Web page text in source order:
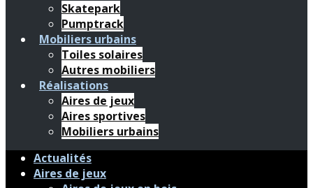
Skatepark
Pumptrack
Mobiliers urbains
Toiles solaires
Autres mobiliers
Réalisations
Aires de jeux
Aires sportives
Mobiliers urbains
Actualités
Aires de jeux